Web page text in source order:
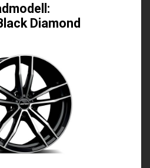
Diamond